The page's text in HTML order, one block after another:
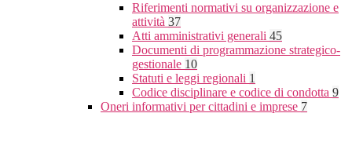
Riferimenti normativi su organizzazione e
attività 37
Atti amministrativi generali 45
Documenti di programmazione strategico-
gestionale 10
Statuti e leggi regionali 1
Codice disciplinare e codice di condotta 9
Oneri informativi per cittadini e imprese 7